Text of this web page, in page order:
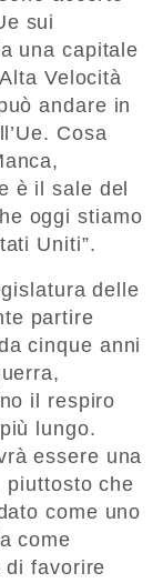
sui
una capitale
Velocità
andare in
Cosa
è il sale del
oggi stiamo
Uniti”.
delle
partire
cinque anni
il respiro
lungo.
essere una
piuttosto che
come uno
come
di favorire